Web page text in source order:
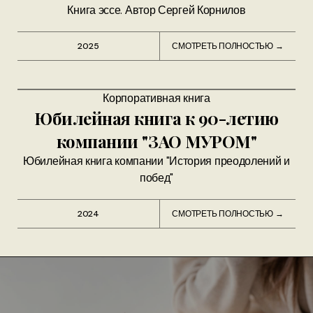
Книга эссе. Автор Сергей Корнилов
2025 СМОТРЕТЬ ПОЛНОСТЬЮ →
Корпоративная книга
Юбилейная книга к 90-летию
компании "ЗАО МУРОМ"
Юбилейная книга компании "История преодолений и
побед"
2024 СМОТРЕТЬ ПОЛНОСТЬЮ →